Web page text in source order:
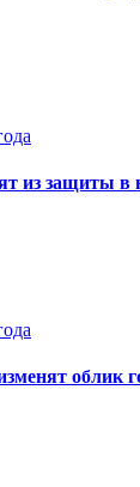
из защиты в
облик